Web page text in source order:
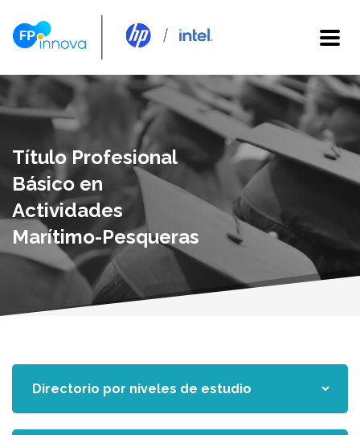
Título Profesional
Básico en
Actividades
Marítimo-Pesqueras